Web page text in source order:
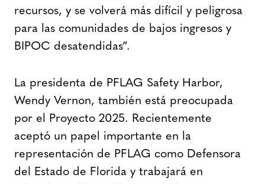
recursos, y se volverá más difícil y peligrosa
para las comunidades de bajos ingresos y
BIPOC desatendidas”.
La presidenta de PFLAG Safety Harbor,
Wendy Vernon, también está preocupada
por el Proyecto 2025. Recientemente
aceptó un papel importante en la
representación de PFLAG como Defensora
del Estado de Florida y trabajará en